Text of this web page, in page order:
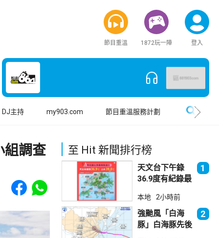
節目重溫 1872玩一陣 登入
DJ主持 my903.com 節目重溫服務計劃
調查
Share to Facebook
Share to WhatsApp
至 Hit 新聞排行榜
天文台下午錄
36.9度有紀錄最
度境內最高
1
本地 2小時前
強颱風「白海
豚」白海豚先後
2